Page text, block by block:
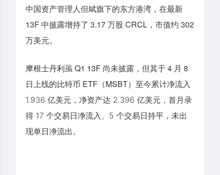
中国资产管理人但斌旗下的东方港湾，在最新
13F 中披露增持了 3.17 万股 CRCL，市值约 302
万美元。
摩根士丹利虽 Q1 13F 尚未披露，但其于 4 月 8
日上线的比特币 ETF（MSBT）至今累计净流入
1.936 亿美元，净资产达 2.396 亿美元，首月录
得 17 个交易日净流入、5 个交易日持平，未出
现单日净流出。